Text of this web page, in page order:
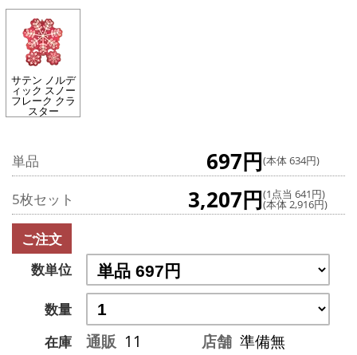
サテン ノルデ
ィック スノー
フレーク クラ
スター
単品 697円(本体 634円)
5枚セット 3,207円(1点当 641円)
(本体 2,916円)
ご注文
数単位
数量
在庫
通販 11 店舗 準備無